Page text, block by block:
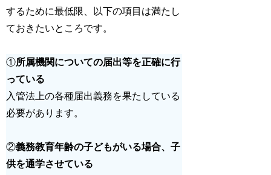
するために最低限、以下の項目は満たし
ておきたいところです。
①所属機関についての届出等を正確に行
っている
入管法上の各種届出義務を果たしている
必要があります。
②義務教育年齢の子どもがいる場合、子
供を通学させている